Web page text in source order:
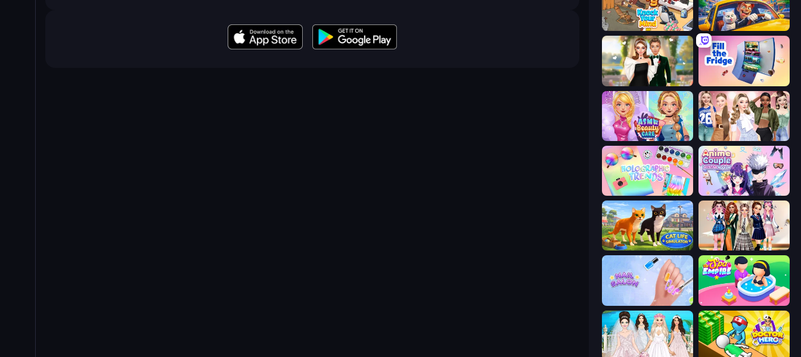
Knock Your Mind I Am Taxi Prankster Sim
Valentine's Day Proposal Fill The Fridge
ASMR Beauty Care Fashion Week 2025
Holographic Trends Anime Couple: Avatar Maker
Cat Life Simulator 3D Back To School: Uniforms Edition
Nail Salon Spa Empire